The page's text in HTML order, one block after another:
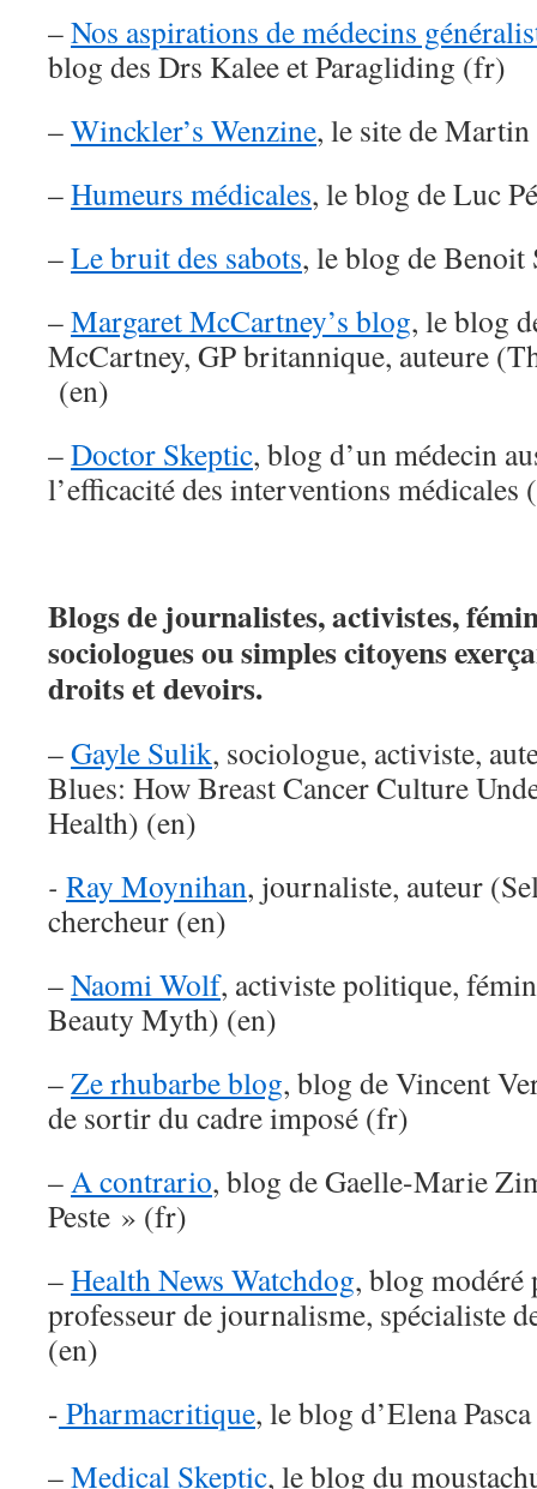
–Nos aspirations de médecins
blog des Drs Kalee et Paragliding (fr)
–Winckler’s Wenzine, le site de
–Humeurs médicales, le blog de Luc
–Le bruit des sabots, le blog de
–Margaret McCartney’s blog, le blog
McCartney, GP britannique, auteure
(en)
–Doctor Skeptic, blog d’un médecin
l’efficacité des interventions médicales
Blogs de journalistes, activistes,
sociologues ou simples citoyens
droits et devoirs.
–Gayle Sulik, sociologue, activiste,
Blues: How Breast Cancer Culture
Health) (en)
- Ray Moynihan, journaliste, auteur
chercheur (en)
–Naomi Wolf, activiste politique,
Beauty Myth) (en)
–Ze rhubarbe blog, blog de Vincent
de sortir du cadre imposé (fr)
–A contrario, blog de Gaelle-Marie
Peste » (fr)
–Health News Watchdog, blog modéré
professeur de journalisme, spécialiste
(en)
- Pharmacritique, le blog d’Elena
–Medical Skeptic, le blog du